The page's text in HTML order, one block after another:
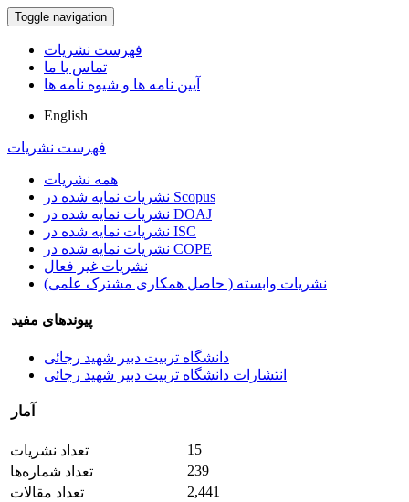
Toggle navigation
فهرست نشریات
تماس با ما
آیین نامه ها و شیوه نامه ها
English
فهرست نشریات
همه نشریات
نشریات نمایه شده در Scopus
نشریات نمایه شده در DOAJ
نشریات نمایه شده در ISC
نشریات نمایه شده در COPE
نشریات غیر فعال
نشریات وابسته ( حاصل همکاری مشترک علمی)
پیوندهای مفید
دانشگاه تربیت دبیر شهید رجائی
انتشارات دانشگاه تربیت دبیر شهید رجائی
آمار
تعداد نشریات
15
تعداد شماره‌ها
239
تعداد مقالات
2,441